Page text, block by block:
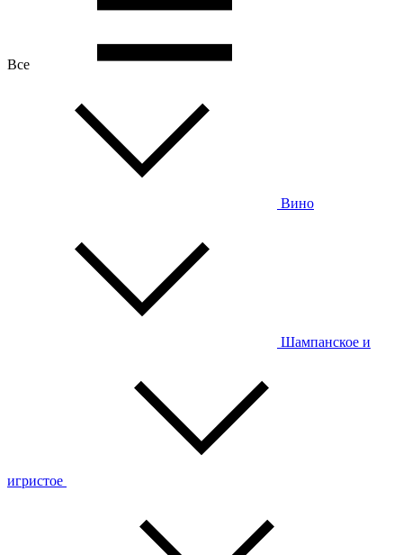
Все
Вино
Шампанское и
игристое